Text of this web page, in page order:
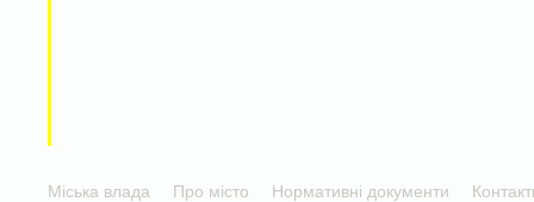
Міська влада Про місто Нормативні документи